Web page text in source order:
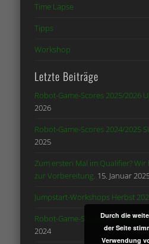
Time Lapse
Tipps
Workshop
Letzte Beiträge
Robot-Game-Scores 2025/2026
2026
Robot-Game-Scores 2024/2025
2025
Zum ersten Mal im Qualifier?
zur Vorbereitung. 15. Januar
Jumpstart-Workshops Herbst
Robot-Game-Scores 2023/2024
2024
Durch die
der Seite
Verwendung